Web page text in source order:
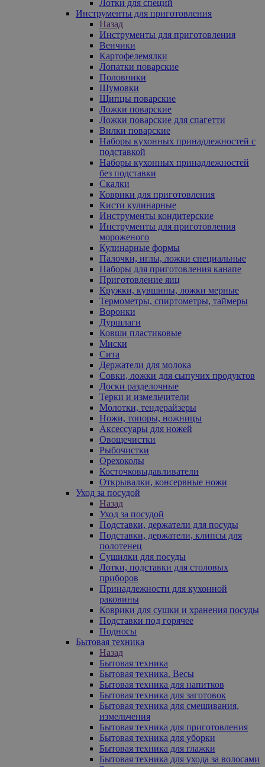
Лотки для специй
Инструменты для приготовления
Назад
Инструменты для приготовления
Венчики
Картофелемялки
Лопатки поварские
Половники
Шумовки
Щипцы поварские
Ложки поварские
Ложки поварские для спагетти
Вилки поварские
Наборы кухонных принадлежностей с
подставкой
Наборы кухонных принадлежностей
без подставки
Скалки
Коврики для приготовления
Кисти кулинарные
Инструменты кондитерские
Инструменты для приготовления
мороженого
Кулинарные формы
Палочки, иглы, ложки специальные
Наборы для приготовления канапе
Приготовление яиц
Кружки, кувшины, ложки мерные
Термометры, спиртометры, таймеры
Воронки
Дуршлаги
Ковши пластиковые
Миски
Сита
Держатели для молока
Совки, ложки для сыпучих продуктов
Доски разделочные
Терки и измельчители
Молотки, тендерайзеры
Ножи, топоры, ножницы
Аксессуары для ножей
Овощечистки
Рыбочистки
Орехоколы
Косточковыдавливатели
Открывалки, консервные ножи
Уход за посудой
Назад
Уход за посудой
Подставки, держатели для посуды
Подставки, держатели, клипсы для
полотенец
Сушилки для посуды
Лотки, подставки для столовых
приборов
Принадлежности для кухонной
раковины
Коврики для сушки и хранения посуды
Подставки под горячее
Подносы
Бытовая техника
Назад
Бытовая техника
Бытовая техника. Весы
Бытовая техника для напитков
Бытовая техника для заготовок
Бытовая техника для смешивания,
измельчения
Бытовая техника для приготовления
Бытовая техника для уборки
Бытовая техника для глажки
Бытовая техника для ухода за волосами